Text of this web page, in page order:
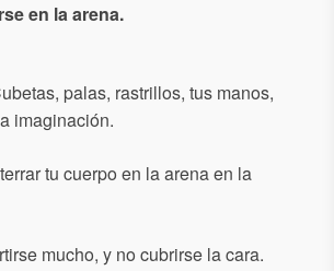
en la arena.
palas, rastrillos, tus manos,
imaginación.
tu cuerpo en la arena en la
mucho, y no cubrirse la cara.